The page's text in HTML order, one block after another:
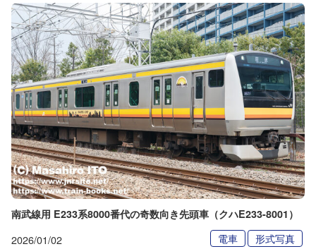
南武線用 E233系8000番代の奇数向き先頭車（クハE233-8001）
2026/01/02 電車 形式写真